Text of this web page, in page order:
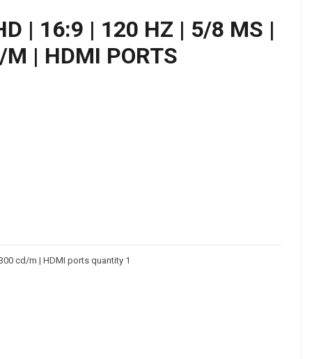
| 16:9 | 120 HZ | 5/8 MS |
| HDMI PORTS
cd/m | HDMI ports quantity 1